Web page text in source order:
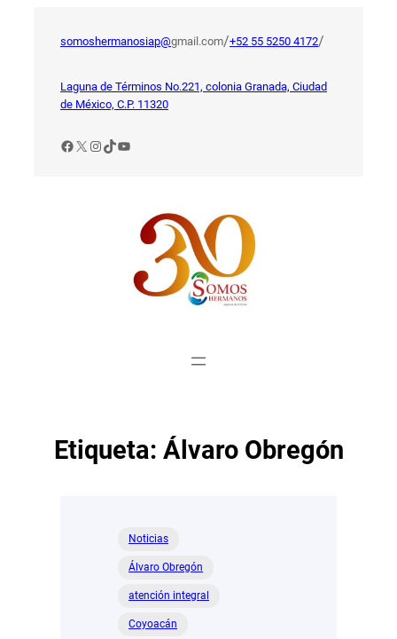
somoshermanosiap@gmail.com/+52 55 5250 4172/
Laguna de Términos No.221, colonia Granada, Ciudad
de México, C.P. 11320
Facebook
X Instagram
TikTok
YouTube
Etiqueta: Álvaro Obregón
Noticias
Álvaro Obregón
atención integral
Coyoacán